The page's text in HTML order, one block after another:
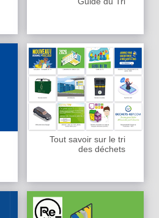
Tout savoir sur le tri
des déchets